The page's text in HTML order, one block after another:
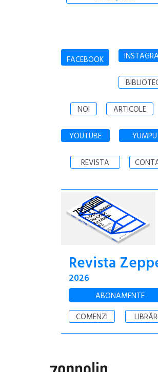
FACEBOOK
NOI ARTICOLE
YOUTUBE YUMPU
REVISTA
Revista
2026
ABONAMENTE
COMENZI